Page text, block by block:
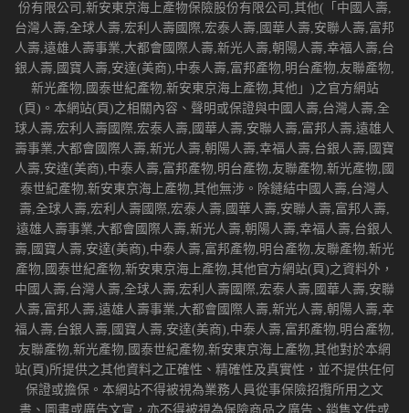
份有限公司,新安東京海上產物保險股份有限公司,其他(「中國人壽,
台灣人壽,全球人壽,宏利人壽國際,宏泰人壽,國華人壽,安聯人壽,富邦
人壽,遠雄人壽事業,大都會國際人壽,新光人壽,朝陽人壽,幸福人壽,台
銀人壽,國寶人壽,安達(美商),中泰人壽,富邦產物,明台產物,友聯產物,
新光產物,國泰世紀產物,新安東京海上產物,其他」)之官方網站
(頁)。本網站(頁)之相關內容、聲明或保證與中國人壽,台灣人壽,全
球人壽,宏利人壽國際,宏泰人壽,國華人壽,安聯人壽,富邦人壽,遠雄人
壽事業,大都會國際人壽,新光人壽,朝陽人壽,幸福人壽,台銀人壽,國寶
人壽,安達(美商),中泰人壽,富邦產物,明台產物,友聯產物,新光產物,國
泰世紀產物,新安東京海上產物,其他無涉。除鏈結中國人壽,台灣人
壽,全球人壽,宏利人壽國際,宏泰人壽,國華人壽,安聯人壽,富邦人壽,
遠雄人壽事業,大都會國際人壽,新光人壽,朝陽人壽,幸福人壽,台銀人
壽,國寶人壽,安達(美商),中泰人壽,富邦產物,明台產物,友聯產物,新光
產物,國泰世紀產物,新安東京海上產物,其他官方網站(頁)之資料外，
中國人壽,台灣人壽,全球人壽,宏利人壽國際,宏泰人壽,國華人壽,安聯
人壽,富邦人壽,遠雄人壽事業,大都會國際人壽,新光人壽,朝陽人壽,幸
福人壽,台銀人壽,國寶人壽,安達(美商),中泰人壽,富邦產物,明台產物,
友聯產物,新光產物,國泰世紀產物,新安東京海上產物,其他對於本網
站(頁)所提供之其他資料之正確性、精確性及真實性，並不提供任何
保證或擔保。本網站不得被視為業務人員從事保險招攬所用之文
書、圖畫或廣告文宣，亦不得被視為保險商品之廣告、銷售文件或